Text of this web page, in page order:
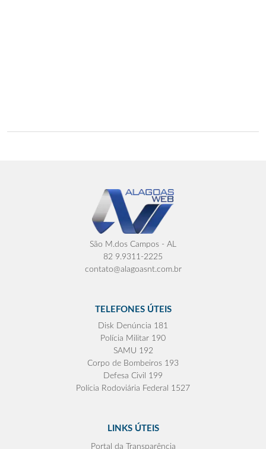
São M.dos Campos - AL
82 9.9311-2225
contato@alagoasnt.com.br
TELEFONES ÚTEIS
Disk Denúncia 181
Polícia Militar 190
SAMU 192
Corpo de Bombeiros 193
Defesa Civil 199
Polícia Rodoviária Federal 1527
LINKS ÚTEIS
Portal da Transparência